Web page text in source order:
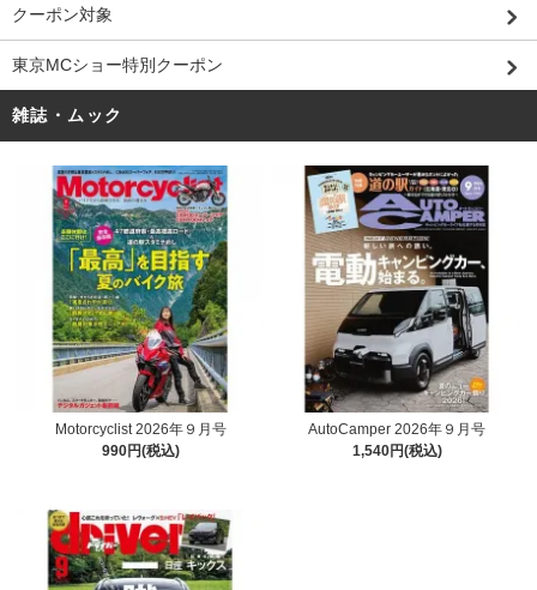
クーポン対象
東京MCショー特別クーポン
雑誌・ムック
Motorcyclist 2026年９月号
990円(税込)
AutoCamper 2026年９月号
1,540円(税込)